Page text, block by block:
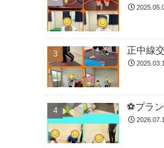
正中線
⚽️プラ